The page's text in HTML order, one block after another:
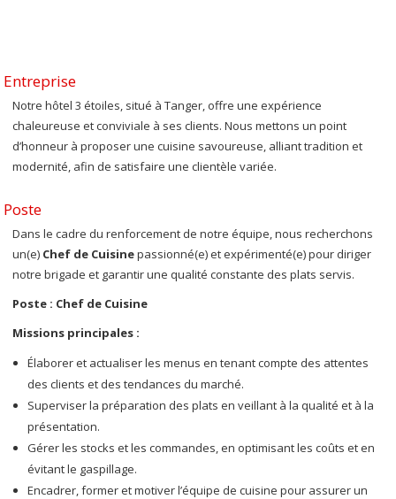
Entreprise
Notre hôtel 3 étoiles, situé à Tanger, offre une expérience
chaleureuse et conviviale à ses clients. Nous mettons un point
d’honneur à proposer une cuisine savoureuse, alliant tradition et
modernité, afin de satisfaire une clientèle variée.
Poste
Dans le cadre du renforcement de notre équipe, nous recherchons
un(e) Chef de Cuisinepassionné(e) et expérimenté(e) pour diriger
notre brigade et garantir une qualité constante des plats servis.
Poste : Chef de Cuisine
Missions principales :
Élaborer et actualiser les menus en tenant compte des attentes
des clients et des tendances du marché.
Superviser la préparation des plats en veillant à la qualité et à la
présentation.
Gérer les stocks et les commandes, en optimisant les coûts et en
évitant le gaspillage.
Encadrer, former et motiver l’équipe de cuisine pour assurer un